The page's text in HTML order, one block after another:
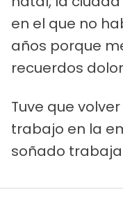
en el que no
años porque
recuerdos
Tuve que
trabajo en la
soñado